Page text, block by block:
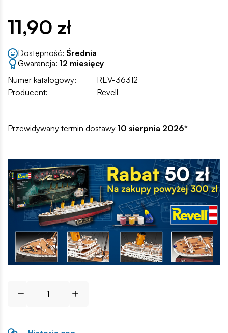
11,90 zł
Dostępność: Średnia
Gwarancja: 12 miesięcy
Numer katalogowy:
REV-36312
Producent:
Revell
Przewidywany termin dostawy 10 sierpnia 2026*